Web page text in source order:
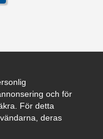
och för
För detta
deras